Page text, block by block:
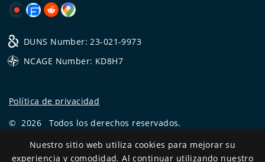
DUNS Number: 23-021-9973
NCAGE Number: KD8H7
Política de privacidad
© 2026
Todos los derechos reservados.
CRYSTAL.TAX—EXPERTO OFFSHORE №❶
Nuestro sitio web utiliza cookies para mejorar su
experiencia y comodidad. Al continuar utilizando nuestro